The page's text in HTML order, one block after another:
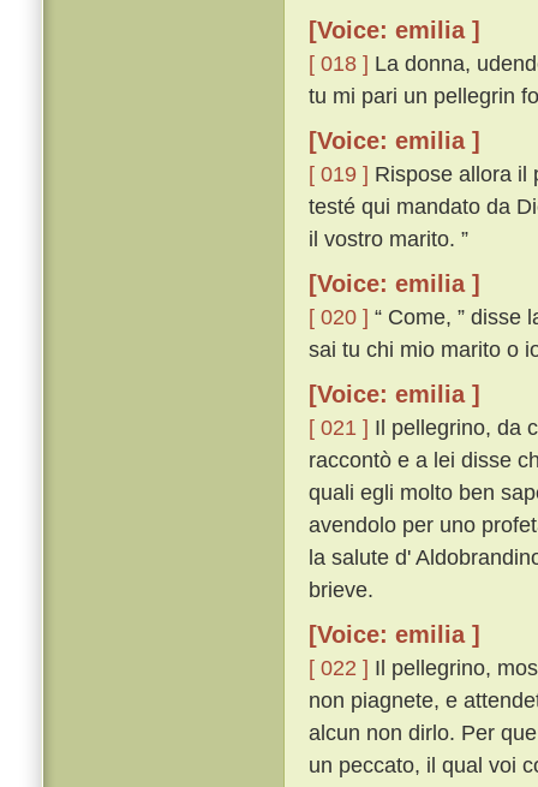
[Voice: emilia ]
[ 018 ] La donna,
tu mi pari un pellegrin
[Voice: emilia ]
[ 019 ] Rispose allora il
testé qui mandato da
il vostro marito. ”
[Voice: emilia ]
[ 020 ] “ Come, ” disse
sai tu chi mio marito o
[Voice: emilia ]
[ 021 ] Il pellegrino, da
raccontò e a lei disse
quali egli molto ben
avendolo per uno
la salute d'
brieve.
[Voice: emilia ]
[ 022 ] Il pellegrino,
non piagnete, e
alcun non dirlo. Per
un peccato, il qual voi